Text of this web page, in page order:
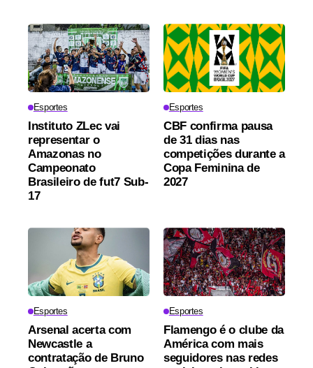
Esportes
Instituto ZLec vai
representar o
Amazonas no
Campeonato
Brasileiro de fut7 Sub-
17
Esportes
CBF confirma pausa
de 31 dias nas
competições durante a
Copa Feminina de
2027
Esportes
Arsenal acerta com
Newcastle a
contratação de Bruno
Esportes
Flamengo é o clube da
América com mais
seguidores nas redes